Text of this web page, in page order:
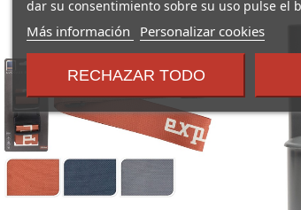
dar su consentimiento sobre su uso pulse el
Más información
sobre
y
condiciones
Personalizar cookies
RECHAZAR TODO